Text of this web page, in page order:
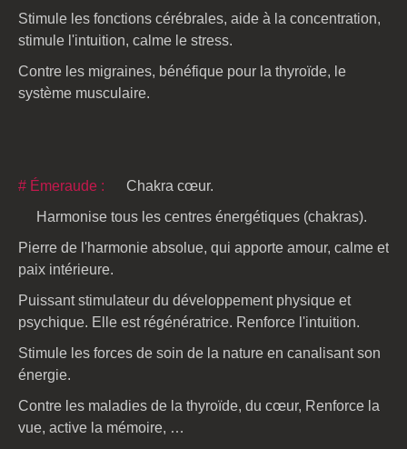
Stimule les fonctions cérébrales, aide à la concentration,
stimule l'intuition, calme le stress.
Contre les migraines, bénéfique pour la thyroïde, le
système musculaire.
# Émeraude : Chakra cœur.
Harmonise tous les centres énergétiques (chakras).
Pierre de l'harmonie absolue, qui apporte amour, calme et
paix intérieure.
Puissant stimulateur du développement physique et
psychique. Elle est régénératrice. Renforce l'intuition.
Stimule les forces de soin de la nature en canalisant son
énergie.
Contre les maladies de la thyroïde, du cœur, Renforce la
vue, active la mémoire, …